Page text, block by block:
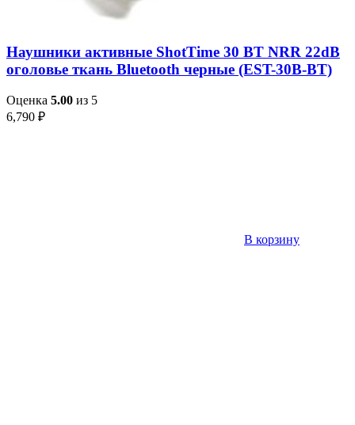
Наушники активные ShotTime 30 BT NRR 22dB
оголовье ткань Bluetooth черные (EST-30B-BT)
Оценка 5.00 из 5
6,790 ₽
В корзину